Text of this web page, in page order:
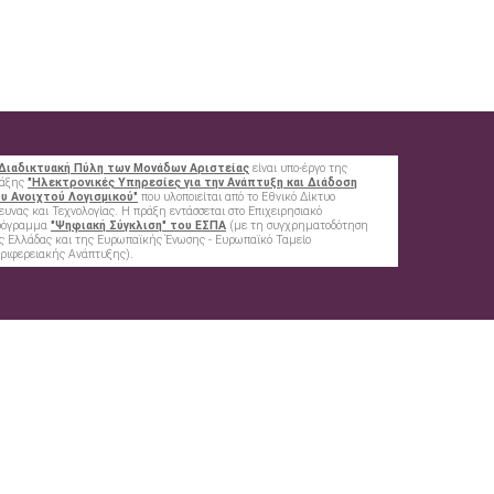
Πύλη των Μονάδων Αριστείας είναι υπο-έργο της
"Ηλεκτρονικές Υπηρεσίες για την Ανάπτυξη και Διάδοση
Ανοιχτού Λογισμικού" που υλοποιείται από το Εθνικό Δίκτυο
και Τεχνολογίας. Η πράξη εντάσσεται στο Επιχειρησιακό
"Ψηφιακή Σύγκλιση" του ΕΣΠΑ (με τη συγχρηματοδότηση
Ελλάδας και της Ευρωπαϊκής Ένωσης - Ευρωπαϊκό Ταμείο
Ανάπτυξης).